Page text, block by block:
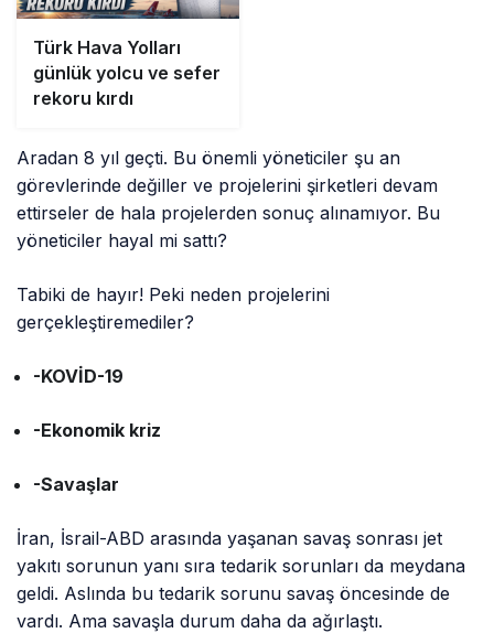
Türk Hava Yolları
günlük yolcu ve sefer
rekoru kırdı
Aradan 8 yıl geçti. Bu önemli yöneticiler şu an
görevlerinde değiller ve projelerini şirketleri devam
ettirseler de hala projelerden sonuç alınamıyor. Bu
yöneticiler hayal mi sattı?
Tabiki de hayır! Peki neden projelerini
gerçekleştiremediler?
-KOVİD-19
-Ekonomik kriz
-Savaşlar
İran, İsrail-ABD arasında yaşanan savaş sonrası jet
yakıtı sorunun yanı sıra tedarik sorunları da meydana
geldi. Aslında bu tedarik sorunu savaş öncesinde de
vardı. Ama savaşla durum daha da ağırlaştı.